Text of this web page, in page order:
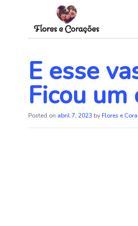
Skip
to
content
E esse
Ficou um
Posted on abril 7, 2023 byFlores e